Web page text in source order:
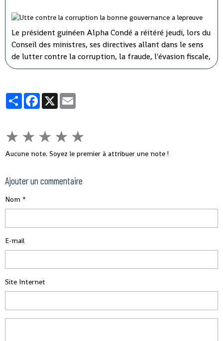
Le président guinéen Alpha Condé a réitéré jeudi, lors du
Conseil des ministres, ses directives allant dans le sens
de lutter contre la corruption, la fraude, l'évasion fiscale,
le népotisme, le laisser-aller et tous ces fléaux qui
développement rapide de son pays.
PartagerFacebook
X
★ ★ ★ ★ ★
Aucune note. Soyez le premier à attribuer une note !
Ajouter un commentaire
Nom
E-mail
Site Internet